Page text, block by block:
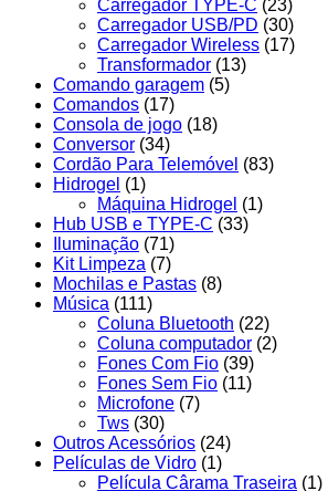
Carregador TYPE-C (23)
Carregador USB/PD (30)
Carregador Wireless (17)
Transformador (13)
Comando garagem (5)
Comandos (17)
Consola de jogo (18)
Conversor (34)
Cordão Para Telemóvel (83)
Hidrogel (1)
Máquina Hidrogel (1)
Hub USB e TYPE-C (33)
Iluminação (71)
Kit Limpeza (7)
Mochilas e Pastas (8)
Música (111)
Coluna Bluetooth (22)
Coluna computador (2)
Fones Com Fio (39)
Fones Sem Fio (11)
Microfone (7)
Tws (30)
Outros Acessórios (24)
Películas de Vidro (1)
Película Cârama Traseira (1)